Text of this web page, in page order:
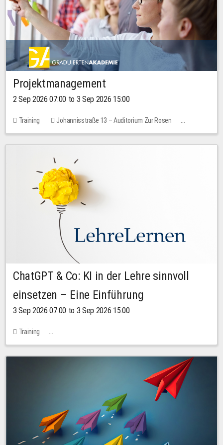
Projektmanagement
2 Sep 2026 07:00 to 3 Sep 2026 15:00
Training
Johannisstraße 13 – Auditorium Zur Rosen
No free places
30.00 EUR
ChatGPT & Co: KI in der Lehre sinnvoll
einsetzen – Eine Einführung
3 Sep 2026 07:00 to 3 Sep 2026 15:00
Training
Bachstraße 18k - SR 102 (Seminarraum Servicestelle LehreLernen)